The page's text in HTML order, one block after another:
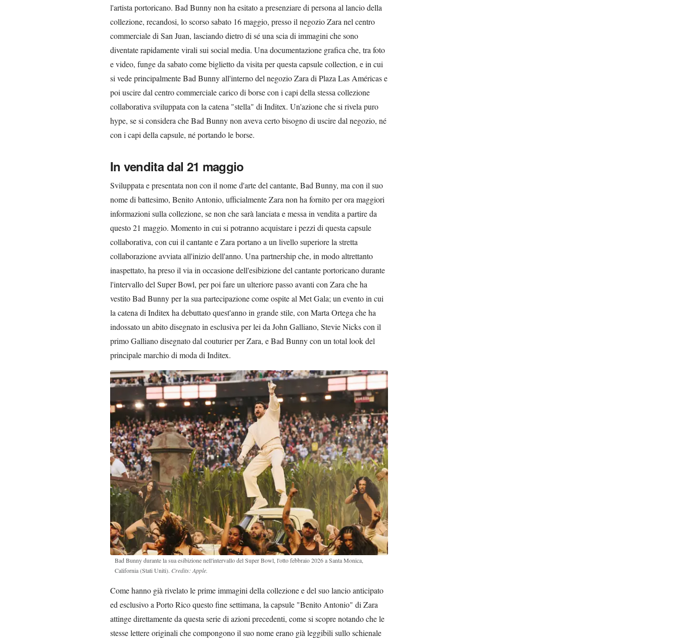
l'artista portoricano. Bad Bunny non ha esitato a presenziare di persona al lancio della
collezione, recandosi, lo scorso sabato 16 maggio, presso il negozio Zara nel centro
commerciale di San Juan, lasciando dietro di sé una scia di immagini che sono
diventate rapidamente virali sui social media. Una documentazione grafica che, tra foto
e video, funge da sabato come biglietto da visita per questa capsule collection, e in cui
si vede principalmente Bad Bunny all'interno del negozio Zara di Plaza Las Américas e
poi uscire dal centro commerciale carico di borse con i capi della stessa collezione
collaborativa sviluppata con la catena "stella" di Inditex. Un'azione che si rivela puro
hype, se si considera che Bad Bunny non aveva certo bisogno di uscire dal negozio, né
con i capi della capsule, né portando le borse.
In vendita dal 21 maggio
Sviluppata e presentata non con il nome d'arte del cantante, Bad Bunny, ma con il suo
nome di battesimo, Benito Antonio, ufficialmente Zara non ha fornito per ora maggiori
informazioni sulla collezione, se non che sarà lanciata e messa in vendita a partire da
questo 21 maggio. Momento in cui si potranno acquistare i pezzi di questa capsule
collaborativa, con cui il cantante e Zara portano a un livello superiore la stretta
collaborazione avviata all'inizio dell'anno. Una partnership che, in modo altrettanto
inaspettato, ha preso il via in occasione dell'esibizione del cantante portoricano durante
l'intervallo del Super Bowl, per poi fare un ulteriore passo avanti con Zara che ha
vestito Bad Bunny per la sua partecipazione come ospite al Met Gala; un evento in cui
la catena di Inditex ha debuttato quest'anno in grande stile, con Marta Ortega che ha
indossato un abito disegnato in esclusiva per lei da John Galliano, Stevie Nicks con il
primo Galliano disegnato dal couturier per Zara, e Bad Bunny con un total look del
principale marchio di moda di Inditex.
Bad Bunny durante la sua esibizione nell'intervallo del Super Bowl, l'otto febbraio 2026 a Santa Monica,
California (Stati Uniti). Credits: Apple.
Come hanno già rivelato le prime immagini della collezione e del suo lancio anticipato
ed esclusivo a Porto Rico questo fine settimana, la capsule "Benito Antonio" di Zara
attinge direttamente da questa serie di azioni precedenti, come si scopre notando che le
stesse lettere originali che compongono il suo nome erano già leggibili sullo schienale